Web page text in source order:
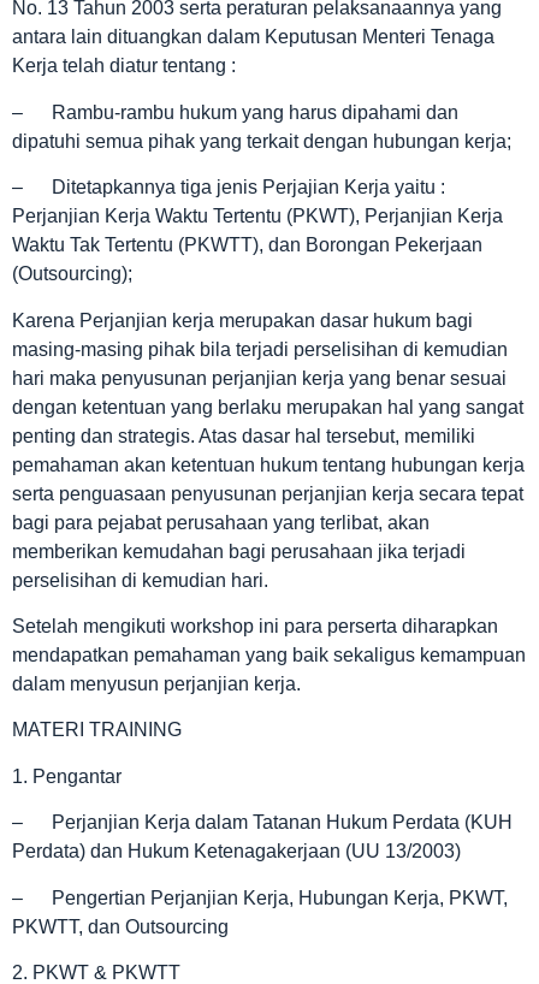
No. 13 Tahun 2003 serta peraturan pelaksanaannya yang
antara lain dituangkan dalam Keputusan Menteri Tenaga
Kerja telah diatur tentang :
– Rambu-rambu hukum yang harus dipahami dan
dipatuhi semua pihak yang terkait dengan hubungan kerja;
– Ditetapkannya tiga jenis Perjajian Kerja yaitu :
Perjanjian Kerja Waktu Tertentu (PKWT), Perjanjian Kerja
Waktu Tak Tertentu (PKWTT), dan Borongan Pekerjaan
(Outsourcing);
Karena Perjanjian kerja merupakan dasar hukum bagi
masing-masing pihak bila terjadi perselisihan di kemudian
hari maka penyusunan perjanjian kerja yang benar sesuai
dengan ketentuan yang berlaku merupakan hal yang sangat
penting dan strategis. Atas dasar hal tersebut, memiliki
pemahaman akan ketentuan hukum tentang hubungan kerja
serta penguasaan penyusunan perjanjian kerja secara tepat
bagi para pejabat perusahaan yang terlibat, akan
memberikan kemudahan bagi perusahaan jika terjadi
perselisihan di kemudian hari.
Setelah mengikuti workshop ini para perserta diharapkan
mendapatkan pemahaman yang baik sekaligus kemampuan
dalam menyusun perjanjian kerja.
MATERI TRAINING
1. Pengantar
– Perjanjian Kerja dalam Tatanan Hukum Perdata (KUH
Perdata) dan Hukum Ketenagakerjaan (UU 13/2003)
– Pengertian Perjanjian Kerja, Hubungan Kerja, PKWT,
PKWTT, dan Outsourcing
2. PKWT & PKWTT